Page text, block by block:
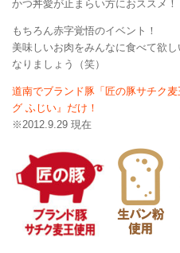
かつ丼愛が止まらい方におススメ！
もちろん赤字覚悟のイベント！
美味しいお肉をみんなに食べて欲
なりましょう（笑）
道南でブランド豚「匠の豚サチク
グ ふじい』だけ！
※2012.9.29 現在